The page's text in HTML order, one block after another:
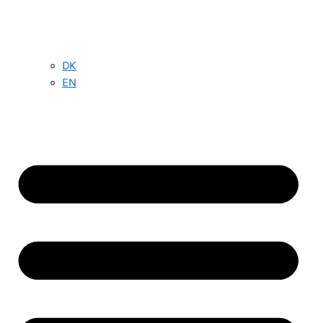
DK
EN